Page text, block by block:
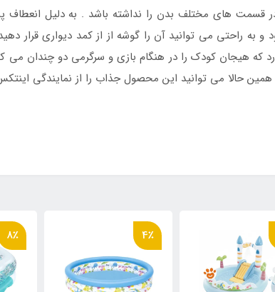
های مختلف بدن را نداشته باشد . به دلیل انعطاف
به راحتی می توانید آن را گوشه از از کمد دیواری قرار
حالا می توانید این محصول جذاب را از نمایندگی
4٪ 8٪